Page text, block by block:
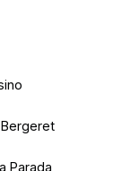
Parada